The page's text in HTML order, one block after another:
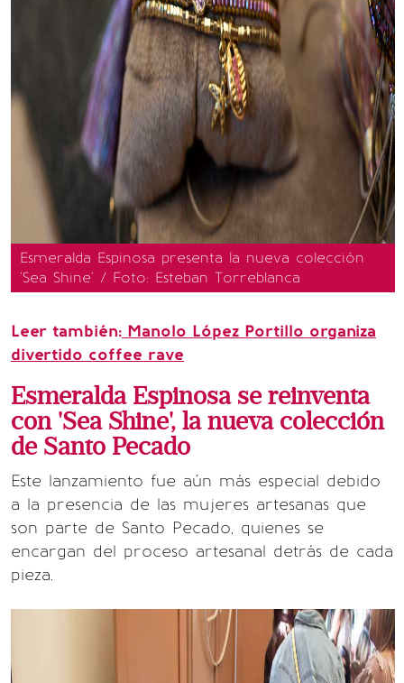
Esmeralda Espinosa presenta la nueva colección
'Sea Shine' / Foto: Esteban Torreblanca
Leer también: Manolo López Portillo organiza
divertido coffee rave
Esmeralda Espinosa se reinventa
con 'Sea Shine', la nueva colección
de Santo Pecado
Este lanzamiento fue aún más especial debido
a la presencia de las mujeres artesanas que
son parte de Santo Pecado, quienes se
encargan del proceso artesanal detrás de cada
pieza.